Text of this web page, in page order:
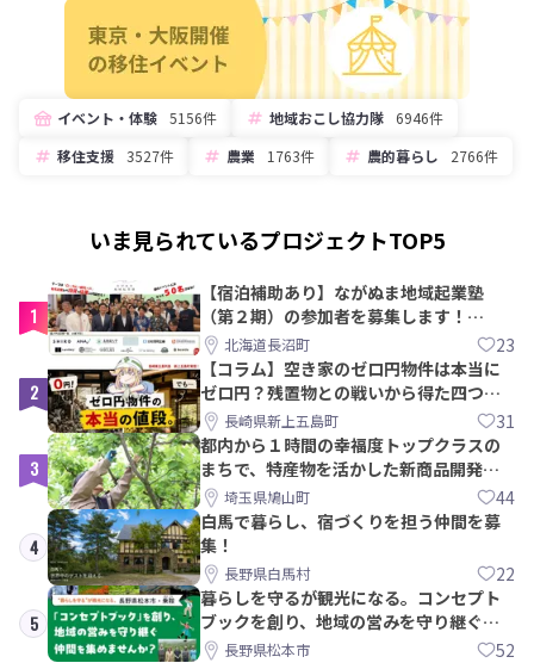
イベント・体験 5156件 地域おこし協力隊
6946件
移住支援 3527件 農業 1763件 農的暮らし 2766件
いま見られているプロジェクトTOP5
1
【宿泊補助あり】ながぬま地域起業塾
（第２期）の参加者を募集します！
【8/21〆】
北海道長沼町 23
2
【コラム】空き家のゼロ円物件は本当に
ゼロ円？残置物との戦いから得た四つの
教訓｜新上五島町
長崎県新上五島町 31
3
都内から１時間の幸福度トップクラスの
まちで、特産物を活かした新商品開発＆
PRメンバー募集！
埼玉県鳩山町 44
4
白馬で暮らし、宿づくりを担う仲間を募
集！
長野県白馬村 22
5
暮らしを守るが観光になる。コンセプト
ブックを創り、地域の営みを守り継ぐ仲
間を集めませんか？
長野県松本市 52